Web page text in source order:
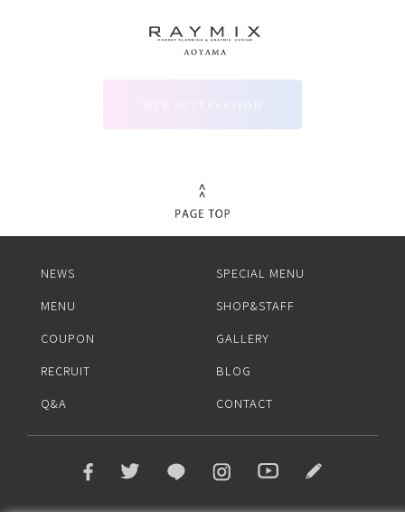
NEWS
SPECIAL MENU
MENU
SHOP&STAFF
COUPON
GALLERY
RECRUIT
BLOG
Q&A
CONTACT